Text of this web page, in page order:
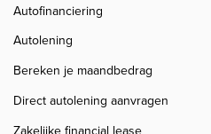
Autofinanciering
Autolening
Bereken je maandbedrag
Direct autolening aanvragen
Zakelijke financial lease